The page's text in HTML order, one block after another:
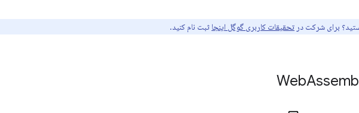
تحقیقات کاربری گوگل اینجا ثبت نام کنید.